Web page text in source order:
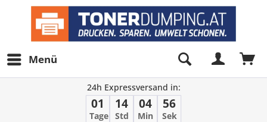
Menü
24h Expressversand in:
01
Tage
14
Std
04
Min
56
Sek